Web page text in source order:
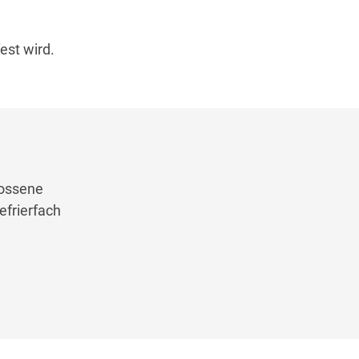
wird.